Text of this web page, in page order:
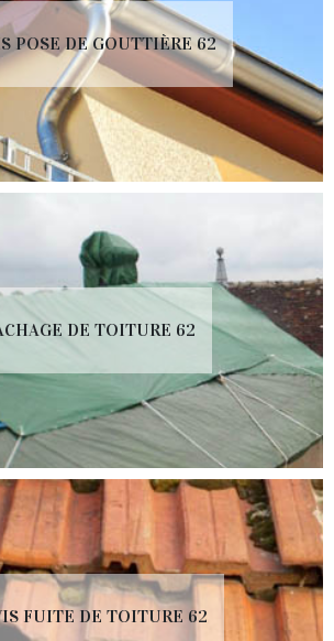
POSE DE GOUTTIÈRE 62
DE TOITURE 62
FUITE DE TOITURE 62